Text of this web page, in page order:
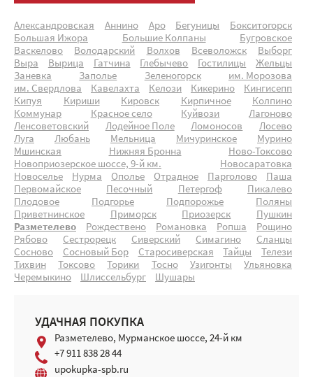
Александровская Аннино Аро Бегуницы
Бокситогорск
Большая Ижора
Большие Колпаны
Бугровское
Васкелово
Володарский Волхов Всеволожск
Выборг
Выра
Вырица Гатчина Глебычево Гостилицы
Жельцы
Заневка
Заполье Зеленогорск
им. Морозова
им. Свердлова
Кавелахта Келози Кикерино
Кингисепп
Кипуя
Кириши Кировск Кирпичное
Колпино
Коммунар
Красное село Куйвози
Лагоново
Ленсоветовский
Лодейное Поле Ломоносов
Лосево
Луга
Любань Мельница Мичуринское
Мурино
Мшинская
Нижняя Бронна
Ново-Токсово
Новоприозерское шоссе, 9-й км.
Новосаратовка
Новоселье
Нурма Ополье Отрадное Парголово
Паша
Первомайское
Песочный Петергоф
Пикалево
Плодовое
Подгорье Подпорожье
Поляны
Приветнинское
Приморск Приозерск
Пушкин
Разметелево
Рождествено Романовка Ропша
Рощино
Рябово
Сестрорецк Сиверский Симагино
Сланцы
Сосново
Сосновый Бор Старосиверская Тайцы
Телези
Тихвин
Токсово Торики Тосно Узигонты
Ульяновка
Черемыкино
Шлиссельбург Шушары
УДАЧНАЯ ПОКУПКА
Разметелево, Мурманское шоссе, 24-й км
+7 911 838 28 44
upokupka-spb.ru